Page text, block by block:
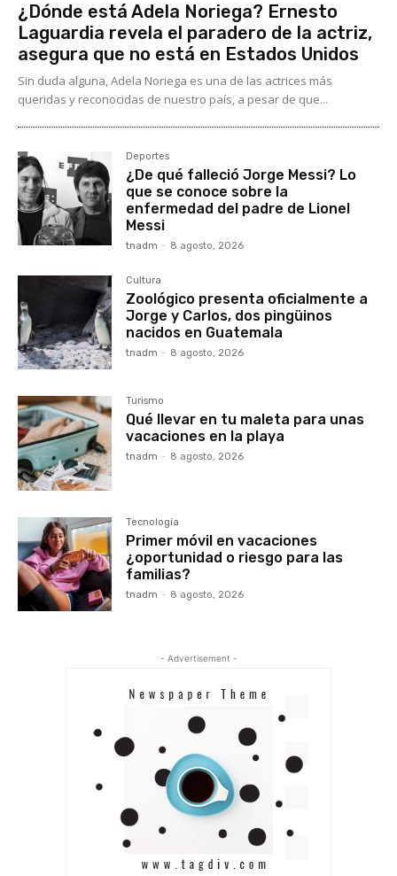
¿Dónde está Adela Noriega? Ernesto
Laguardia revela el paradero de la actriz,
asegura que no está en Estados Unidos
Sin duda alguna, Adela Noriega es una de las actrices más
queridas y reconocidas de nuestro país, a pesar de que...
Deportes
¿De qué falleció Jorge Messi? Lo
que se conoce sobre la
enfermedad del padre de Lionel
Messi
tnadm - 8 agosto, 2026
Cultura
Zoológico presenta oficialmente a
Jorge y Carlos, dos pingüinos
nacidos en Guatemala
tnadm - 8 agosto, 2026
Turismo
Qué llevar en tu maleta para unas
vacaciones en la playa
tnadm - 8 agosto, 2026
Tecnología
Primer móvil en vacaciones
¿oportunidad o riesgo para las
familias?
tnadm - 8 agosto, 2026
- Advertisement -